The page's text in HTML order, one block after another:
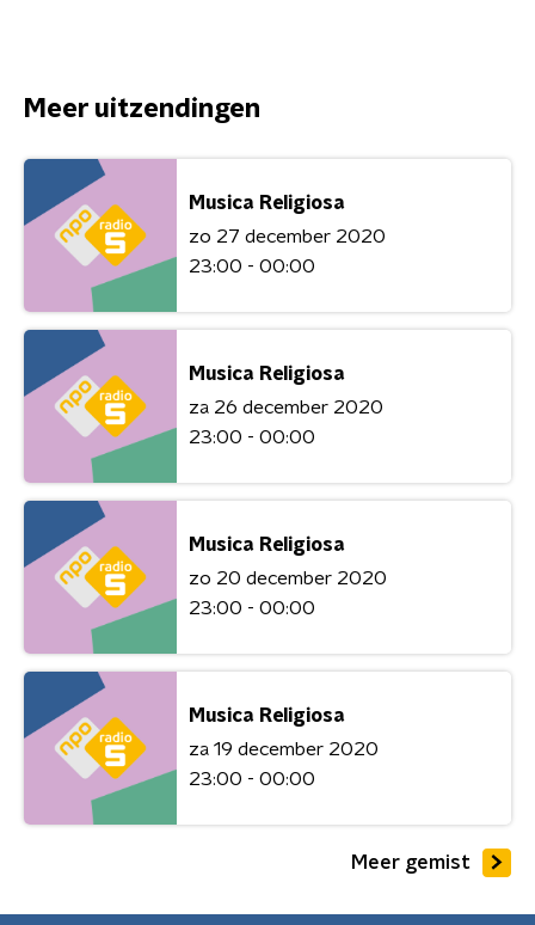
Meer uitzendingen
Musica Religiosa
zo 27 december 2020
23:00 - 00:00
Musica Religiosa
za 26 december 2020
23:00 - 00:00
Musica Religiosa
zo 20 december 2020
23:00 - 00:00
Musica Religiosa
za 19 december 2020
23:00 - 00:00
Meer gemist